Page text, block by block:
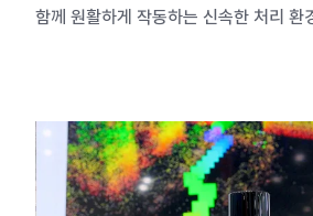
함께 원활하게 작동하는 신속한 처리 환